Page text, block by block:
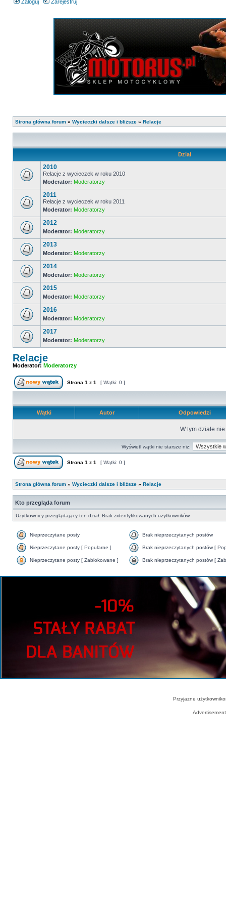
Zaloguj Zarejestruj
Strona główna forum » Wycieczki dalsze i bliższe » Relacje
Dział
2010
Relacje z wycieczek w roku 2010
Moderator: Moderatorzy
2011
Relacje z wycieczek w roku 2011
Moderator: Moderatorzy
2012
Moderator: Moderatorzy
2013
Moderator: Moderatorzy
2014
Moderator: Moderatorzy
2015
Moderator: Moderatorzy
2016
Moderator: Moderatorzy
2017
Moderator: Moderatorzy
Relacje
Moderator: Moderatorzy
Strona 1 z 1 [ Wątki: 0 ]
Wątki Autor Odpowiedzi
W tym dziale
Wyświetl wątki nie starsze niż:
Strona 1 z 1 [ Wątki: 0 ]
Strona główna forum » Wycieczki dalsze i bliższe » Relacje
Kto przegląda forum
Użytkownicy przeglądający ten dział: Brak zidentyfikowanych użytkowników
Nieprzeczytane posty Brak nieprzeczytanych postów
Nieprzeczytane posty [ Popularne ] Brak nieprzeczytanych postów [
Nieprzeczytane posty [ Zablokowane ] Brak nieprzeczytanych postów [
Przyjazne